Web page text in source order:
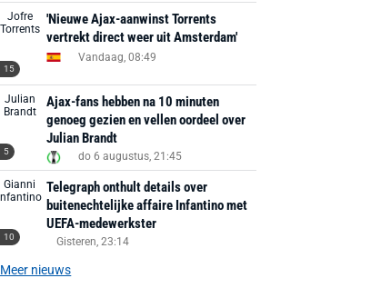
15
'Nieuwe Ajax-aanwinst Torrents
vertrekt direct weer uit Amsterdam'
Vandaag, 08:49
5
Ajax-fans hebben na 10 minuten
genoeg gezien en vellen oordeel over
Julian Brandt
do 6 augustus, 21:45
10
Telegraph onthult details over
buitenechtelijke affaire Infantino met
UEFA-medewerkster
Gisteren, 23:14
Meer nieuws